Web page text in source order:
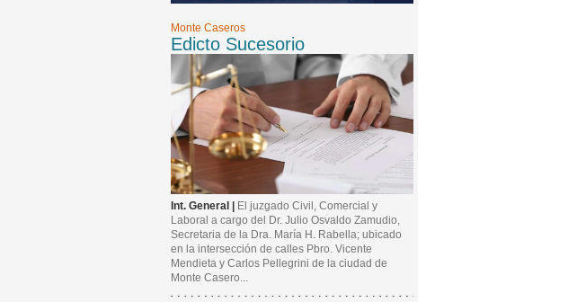
Monte Caseros
Edicto Sucesorio
Int. General |
El juzgado Civil, Comercial y
Laboral a cargo del Dr. Julio Osvaldo Zamudio,
Secretaria de la Dra. María H. Rabella; ubicado
en la intersección de calles Pbro. Vicente
Mendieta y Carlos Pellegrini de la ciudad de
Monte Casero...